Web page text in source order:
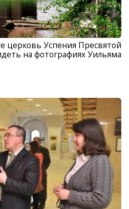
церковь Успения Пресвятой
на фотографиях Уильяма